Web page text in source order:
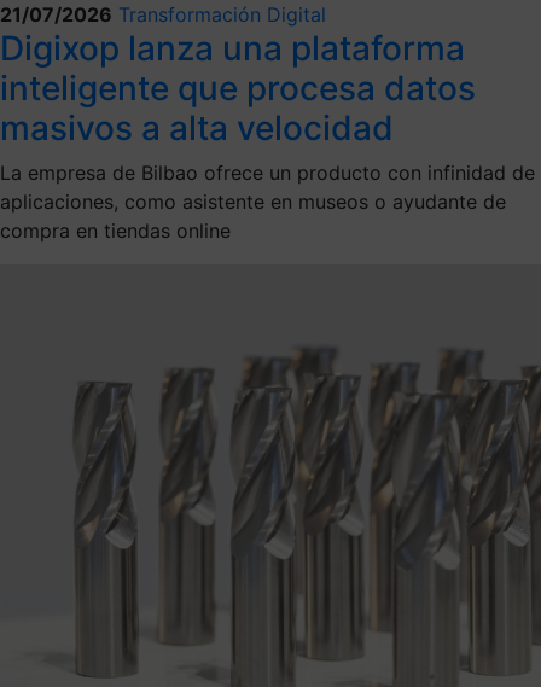
21/07/2026 Transformación Digital
Digixop lanza una plataforma
inteligente que procesa datos
masivos a alta velocidad
La empresa de Bilbao ofrece un producto con infinidad de
aplicaciones, como asistente en museos o ayudante de
compra en tiendas online